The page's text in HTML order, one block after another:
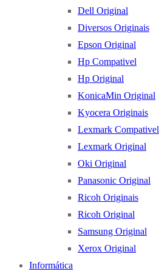
Dell Original
Diversos Originais
Epson Original
Hp Compativel
Hp Original
KonicaMin Original
Kyocera Originais
Lexmark Compativel
Lexmark Original
Oki Original
Panasonic Original
Ricoh Originais
Ricoh Original
Samsung Original
Xerox Original
Informática